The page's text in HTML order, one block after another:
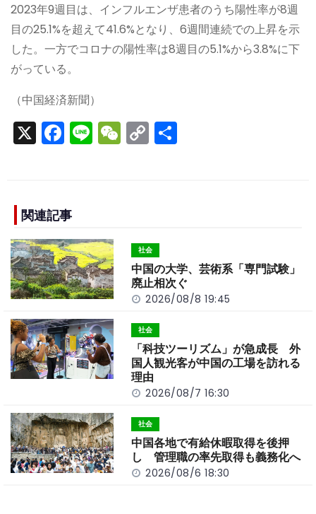
2023年9週目は、インフルエンザ患者のうち陽性率が8週
目の25.1%を超えて41.6%となり、6週間連続での上昇を示
した。一方でコロナの陽性率は8週目の5.1%から3.8%に下
がっている。
（中国経済新聞）
X F
a
e
b
o
o
k
Li
n
W
e
C
o
n
k
関連記事
社会
中国の大学、芸術系「専門試験」
廃止相次ぐ
2026/08/8 19:45
社会
「科技ツーリズム」が急成長 外
国人観光客が中国の工場を訪れる
理由
2026/08/7 16:30
社会
中国各地で有給休暇取得を後押
し 管理職の率先取得も義務化へ
2026/08/6 18:30